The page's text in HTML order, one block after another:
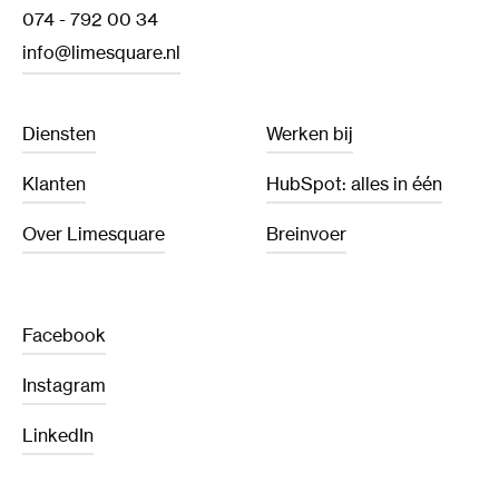
074 - 792 00 34
info@limesquare.nl
Diensten
Klanten
Over Limesquare
Werken bij
HubSpot: alles in één
Breinvoer
Facebook
Instagram
LinkedIn